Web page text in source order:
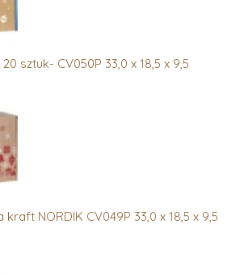
sztuk- CV050P 33,0 x 18,5 x 9,5
NORDIK CV049P 33,0 x 18,5 x 9,5